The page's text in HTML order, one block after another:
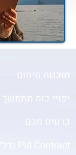
תוכנות חיתום
יפויי כוח מתמשך
כרטיס חכם